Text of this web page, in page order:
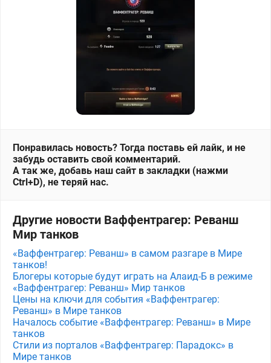
Понравилась новость? Тогда поставь ей лайк, и не
забудь оставить свой комментарий.
А так же, добавь наш сайт в закладки (нажми
Ctrl+D), не теряй нас.
Другие новости Ваффентрагер: Реванш
Мир танков
«Ваффентрагер: Реванш» в самом разгаре в Мире
танков!
Блогеры которые будут играть на Алаид-Б в режиме
«Ваффентрагер: Реванш» Мир танков
Цены на ключи для события «Ваффентрагер:
Реванш» в Мире танков
Началось событие «Ваффентрагер: Реванш» в Мире
танков
Стили из порталов «Ваффентрагер: Парадокс» в
Мире танков